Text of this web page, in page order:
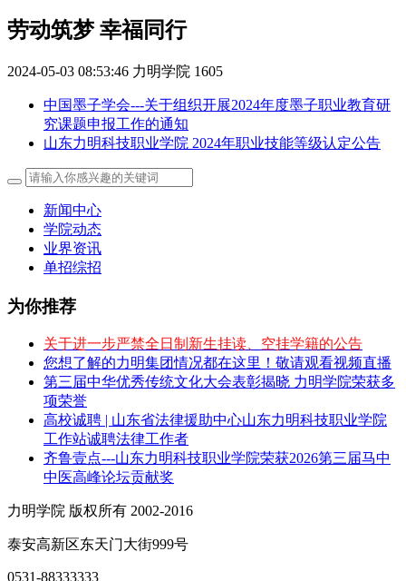
劳动筑梦 幸福同行
2024-05-03 08:53:46 力明学院 1605
中国墨子学会---关于组织开展2024年度墨子职业教育研
究课题申报工作的通知
山东力明科技职业学院 2024年职业技能等级认定公告
新闻中心
学院动态
业界资讯
单招综招
为你推荐
关于进一步严禁全日制新生挂读、空挂学籍的公告
您想了解的力明集团情况都在这里！敬请观看视频直播
第三届中华优秀传统文化大会表彰揭晓 力明学院荣获多
项荣誉
高校诚聘 | 山东省法律援助中心山东力明科技职业学院
工作站诚聘法律工作者
齐鲁壹点---山东力明科技职业学院荣获2026第三届马中
中医高峰论坛贡献奖
力明学院 版权所有 2002-2016
泰安高新区东天门大街999号
0531-88333333